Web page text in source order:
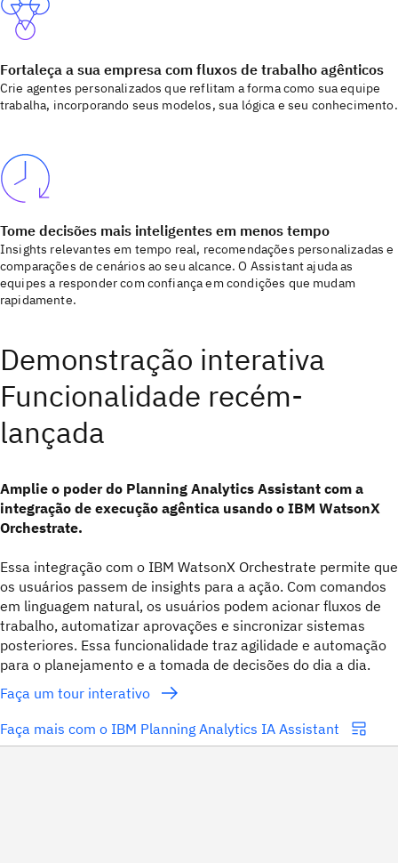
Fortaleça a sua empresa com fluxos de trabalho agênticos
Crie agentes personalizados que reflitam a forma como sua equipe
trabalha, incorporando seus modelos, sua lógica e seu conhecimento.
Tome decisões mais inteligentes em menos tempo
Insights relevantes em tempo real, recomendações personalizadas e
comparações de cenários ao seu alcance. O Assistant ajuda as
equipes a responder com confiança em condições que mudam
rapidamente.
Demonstração interativa
Funcionalidade recém-
lançada
Amplie o poder do Planning Analytics Assistant com a
integração de execução agêntica usando o IBM WatsonX
Orchestrate.
Essa integração com o IBM WatsonX Orchestrate permite que
os usuários passem de insights para a ação. Com comandos
em linguagem natural, os usuários podem acionar fluxos de
trabalho, automatizar aprovações e sincronizar sistemas
posteriores. Essa funcionalidade traz agilidade e automação
para o planejamento e a tomada de decisões do dia a dia.
Faça um tour interativo
Faça mais com o IBM Planning Analytics IA Assistant